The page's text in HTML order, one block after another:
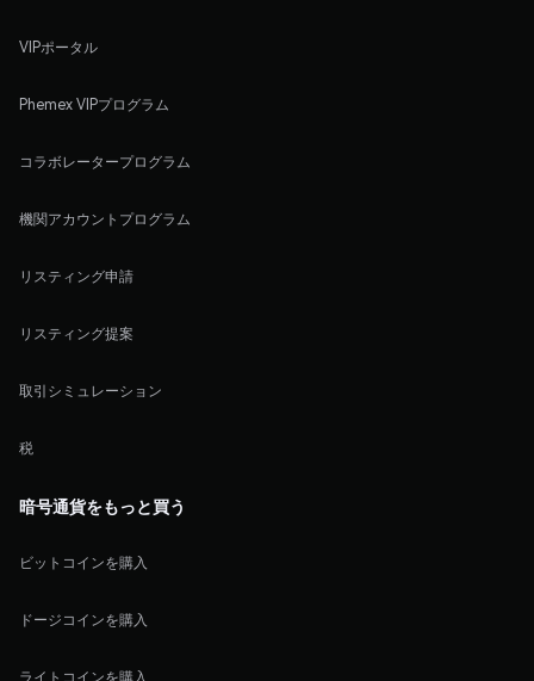
VIPポータル
Phemex VIPプログラム
コラボレータープログラム
機関アカウントプログラム
リスティング申請
リスティング提案
取引シミュレーション
税
暗号通貨をもっと買う
ビットコインを購入
ドージコインを購入
ライトコインを購入